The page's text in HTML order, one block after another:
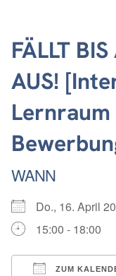
FÄLLT
AUS!
Lernraum
WANN
Do., 16. April
15:00 - 18:00
ZUM